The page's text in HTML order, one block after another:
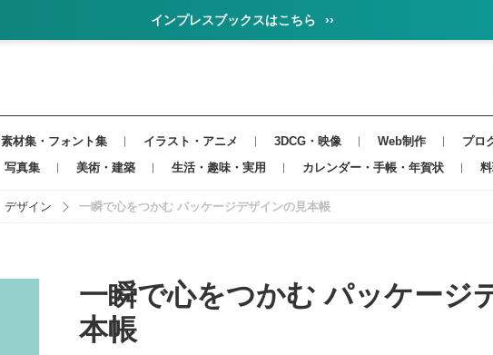
インプレスブックスはこちら ››
素材集・フォント集 イラスト・アニメ 3DCG・映像 Web制作 プロ
写真集 美術・建築 生活・趣味・実用 カレンダー・手帳・年賀状
デザイン 一瞬で心をつかむ パッケージデザインの見本帳
一瞬で心をつかむ パッケージ
本帳